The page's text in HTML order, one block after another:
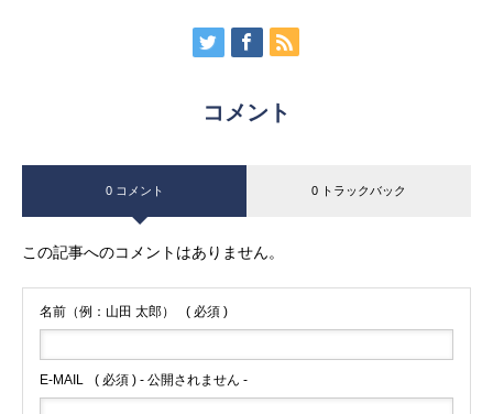
コメント
0 コメント 0 トラックバック
この記事へのコメントはありません。
名前（例：山田 太郎） ( 必須 )
E-MAIL ( 必須 ) - 公開されません -